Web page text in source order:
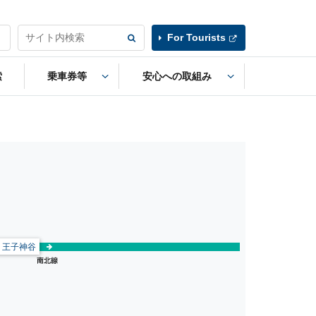
乗車券等 安心への取組み
For Tourists
王子神谷